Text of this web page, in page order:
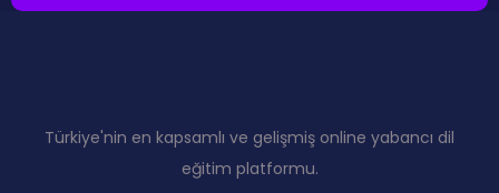
Türkiye'nin en kapsamlı ve gelişmiş online yabancı dil
eğitim platformu.